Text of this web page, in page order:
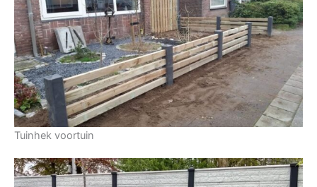
Tuinhek voortuin